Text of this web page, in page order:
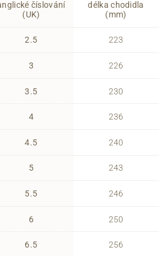
číslování
(UK)
2.5
3
3.5
4
4.5
5
5.5
6
6.5
délka chodidla
(mm)
223
226
230
236
240
243
246
250
256